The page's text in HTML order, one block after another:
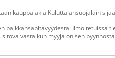
kauppalakia Kuluttajansuojalain
paikkansapitävyydestä. Ilmoitetuissa
vasta kun myyjä on sen